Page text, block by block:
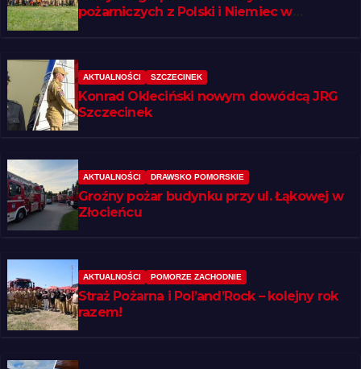
pożarniczych z Polski i Niemiec w
AKTUALNOŚCI SZCZECINEK
Konrad Okleciński nowym dowódcą JRG
Szczecinek
AKTUALNOŚCI DRAWSKO POMORSKIE
Groźny pożar budynku przy ul. Łąkowej w
Złocieńcu
AKTUALNOŚCI POMORZE ZACHODNIE
Straż Pożarna i Pol’and’Rock – kolejny rok
razem!